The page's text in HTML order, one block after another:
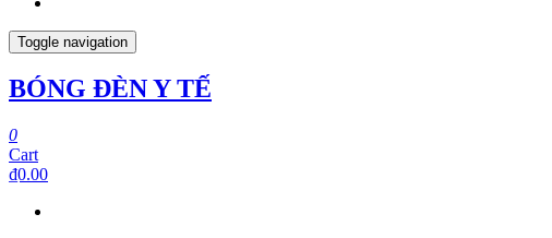
Toggle navigation
BÓNG ĐÈN Y TẾ
0
Cart
₫0.00